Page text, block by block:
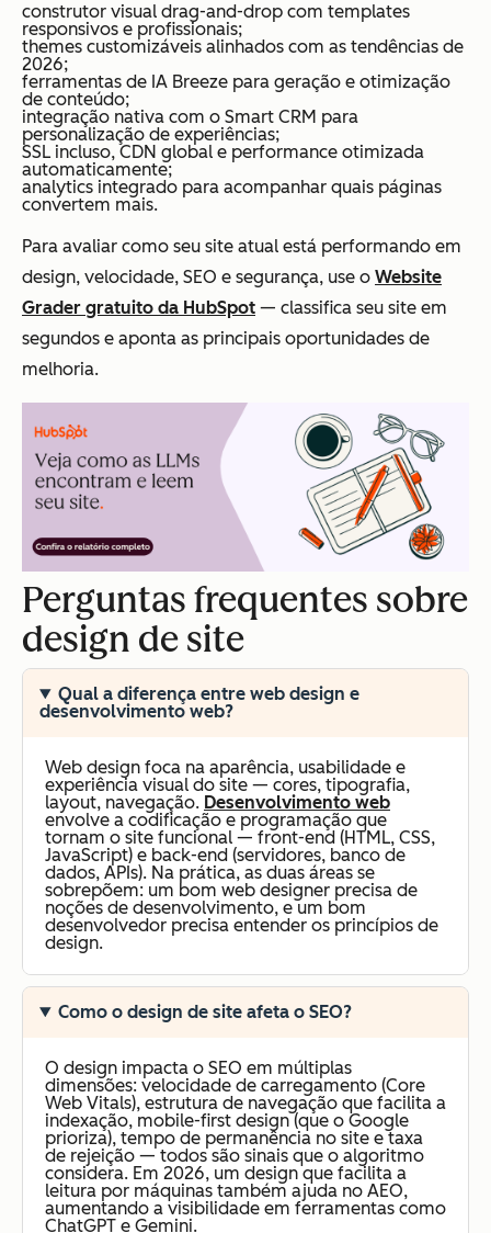
construtor visual drag-and-drop com templates
responsivos e profissionais;
themes customizáveis alinhados com as tendências de
2026;
ferramentas de IA Breeze para geração e otimização
de conteúdo;
integração nativa com o Smart CRM para
personalização de experiências;
SSL incluso, CDN global e performance otimizada
automaticamente;
analytics integrado para acompanhar quais páginas
convertem mais.
Para avaliar como seu site atual está performando em
design, velocidade, SEO e segurança, use o Website
Grader gratuito da HubSpot — classifica seu site em
segundos e aponta as principais oportunidades de
melhoria.
Perguntas frequentes sobre
design de site
Qual a diferença entre web design e
desenvolvimento web?
Web design foca na aparência, usabilidade e
experiência visual do site — cores, tipografia,
layout, navegação. Desenvolvimento web
envolve a codificação e programação que
tornam o site funcional — front-end (HTML, CSS,
JavaScript) e back-end (servidores, banco de
dados, APIs). Na prática, as duas áreas se
sobrepõem: um bom web designer precisa de
noções de desenvolvimento, e um bom
desenvolvedor precisa entender os princípios de
design.
Como o design de site afeta o SEO?
O design impacta o SEO em múltiplas
dimensões: velocidade de carregamento (Core
Web Vitals), estrutura de navegação que facilita a
indexação, mobile-first design (que o Google
prioriza), tempo de permanência no site e taxa
de rejeição — todos são sinais que o algoritmo
considera. Em 2026, um design que facilita a
leitura por máquinas também ajuda no AEO,
aumentando a visibilidade em ferramentas como
ChatGPT e Gemini.